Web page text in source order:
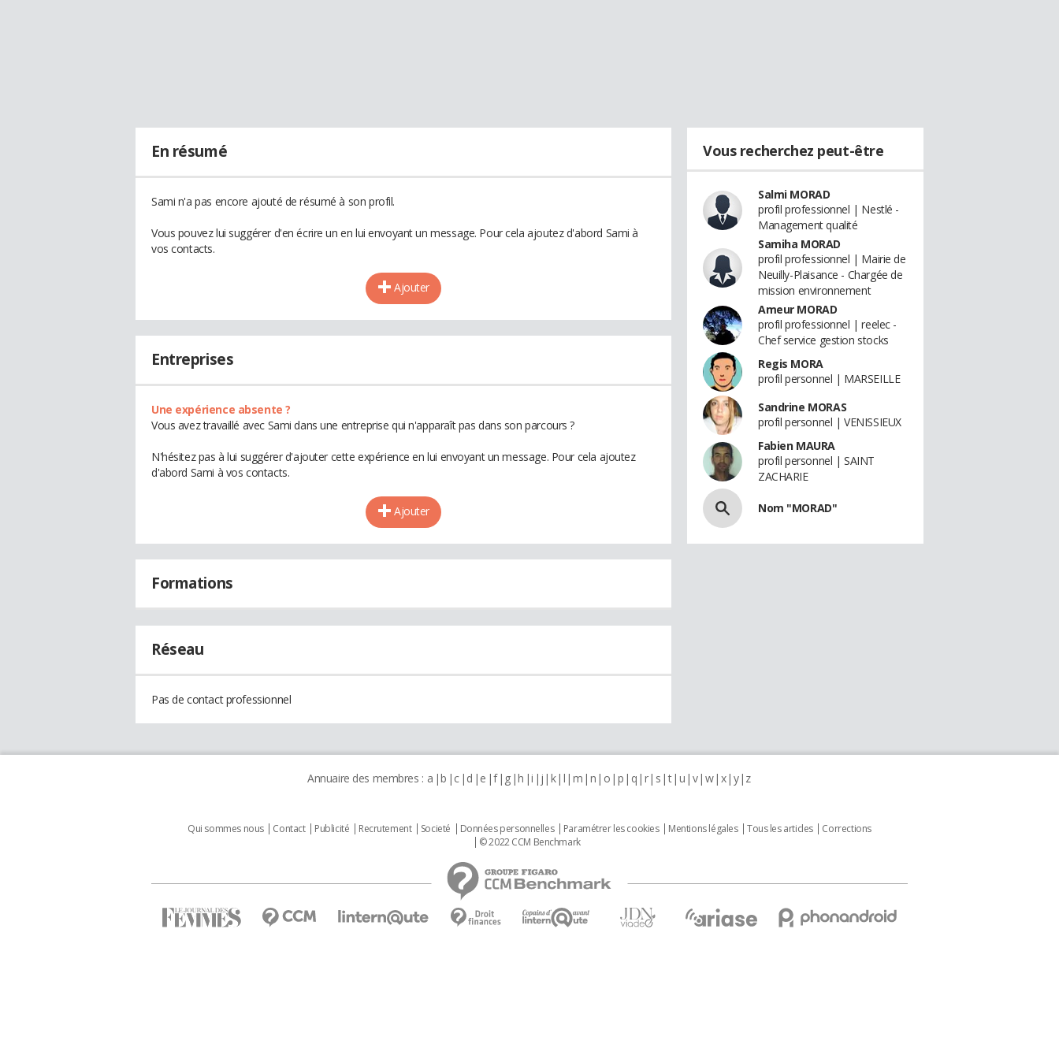
En résumé
Sami n'a pas encore ajouté de résumé à son profil.
Vous pouvez lui suggérer d'en écrire un en lui envoyant un message. Pour cela ajoutez d'abord Sami à
vos contacts.
Ajouter
Entreprises
Une expérience absente ?
Vous avez travaillé avec Sami dans une entreprise qui n'apparaît pas dans son parcours ?
N'hésitez pas à lui suggérer d'ajouter cette expérience en lui envoyant un message. Pour cela ajoutez
d'abord Sami à vos contacts.
Ajouter
Formations
Réseau
Pas de contact professionnel
Vous recherchez peut-être
Salmi MORAD
profil professionnel | Nestlé -
Management qualité
Samiha MORAD
profil professionnel | Mairie de
Neuilly-Plaisance - Chargée de
mission environnement
Ameur MORAD
profil professionnel | reelec -
Chef service gestion stocks
Regis MORA
profil personnel | MARSEILLE
Sandrine MORAS
profil personnel | VENISSIEUX
Fabien MAURA
profil personnel | SAINT
ZACHARIE
Nom "MORAD"
Annuaire des membres : a b c d e f g h i j k l m n o p q r s t u v w x y z
Qui sommes nous Contact Publicité Recrutement Societé Données personnelles Paramétrer les cookies Mentions légales Tous les articles
Corrections
© 2022 CCM Benchmark